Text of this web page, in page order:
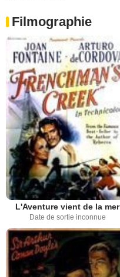
Filmographie
L'Aventure vient de la mer
Date de sortie inconnue